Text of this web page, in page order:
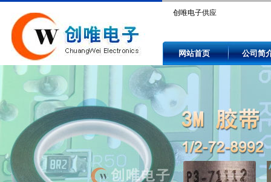
创唯电子供应
Compare
price and availability by
and independent electronic
component distributors.
网站首页 公司简